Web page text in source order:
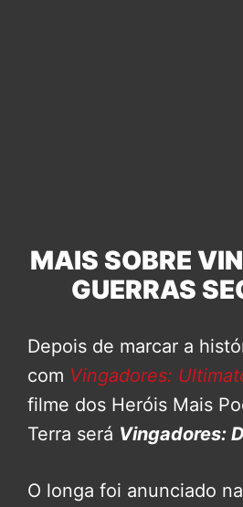
MAIS SOBRE
GUERRAS
Depois de marcar a
com Vingadores:
filme dos Heróis Mais
Terra será Vingadores:
O longa foi anunciado